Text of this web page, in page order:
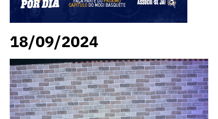
18/09/2024